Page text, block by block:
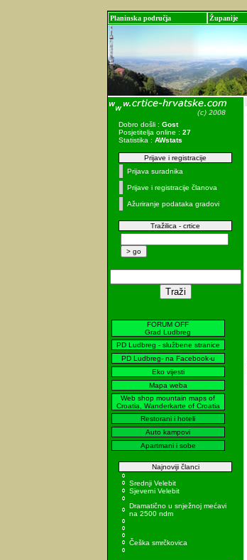
Planinska područja Županije
Dobro došli : Gost
Posjetitelja online : 27
Statistika : AWstats
Prijave i registracije
Prijava suradnika
Prijave i registracije članova
Ažuriranje podataka gradovi
Tražilica - crtice
FORUM OFF
Grad Ludbreg
PD Ludbreg - službene stranice
PD Ludbreg- na Facebook-u
Eko vijesti
Mapa weba
Web shop mountain maps of
Croatia, Wanderkarte of Croatia
Restorani i hoteli
Auto kampovi
Apartmani i sobe
Najnoviji članci
Srednji Velebit
Sjeverni Velebit
Dramatično u snježnoj mećavi
na 2500 ndm
Češka smrčkovica